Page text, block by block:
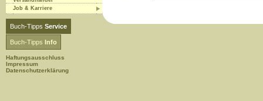
Job & Karriere
Buch-Tipps Service
Buch-Tipps Info
Haftungsausschluss
Impressum
Datenschutzerklärung